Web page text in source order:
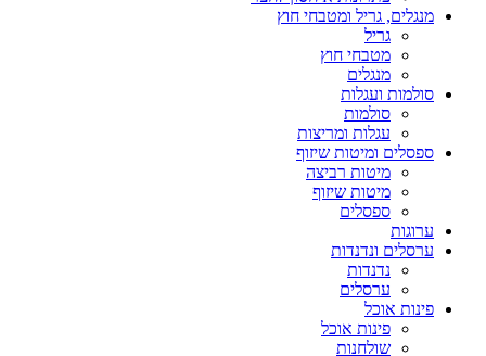
מנגלים, גריל ומטבחי חוץ
גריל
מטבחי חוץ
מנגלים
סולמות ועגלות
סולמות
עגלות ומריצות
ספסלים ומיטות שיזוף
מיטות רביצה
מיטות שיזוף
ספסלים
ערוגות
ערסלים ונדנדות
נדנדות
ערסלים
פינות אוכל
פינות אוכל
שולחנות